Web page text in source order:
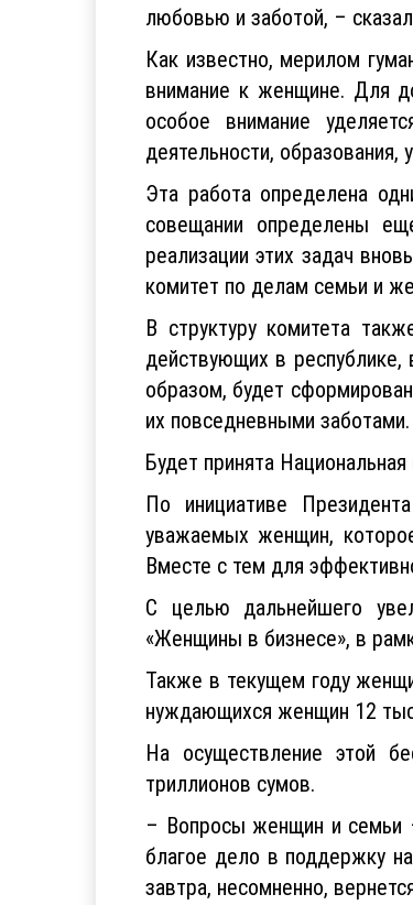
любовью и заботой, – сказал
Как известно, мерилом
внимание к женщине. Для
особое внимание
деятельности, образования,
Эта работа определена
совещании определены
реализации этих задач
комитет по делам семьи и
В структуру комитета
действующих в
образом, будет
их повседневными заботами.
Будет принята
По инициативе
уважаемых женщин,
Вместе с тем для
С целью дальнейшего
«Женщины в бизнесе», в
Также в текущем году
нуждающихся женщин 12
На осуществление этой
триллионов сумов.
– Вопросы женщин и семьи
благое дело в поддержку
завтра, несомненно,